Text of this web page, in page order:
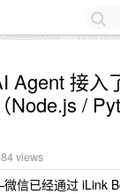
Agent 接入
Node.js /
views
信已经通过 iLink